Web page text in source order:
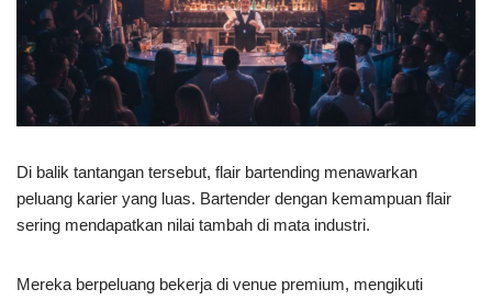
Di balik tantangan tersebut, flair bartending menawarkan
peluang karier yang luas. Bartender dengan kemampuan flair
sering mendapatkan nilai tambah di mata industri.
Mereka berpeluang bekerja di venue premium, mengikuti